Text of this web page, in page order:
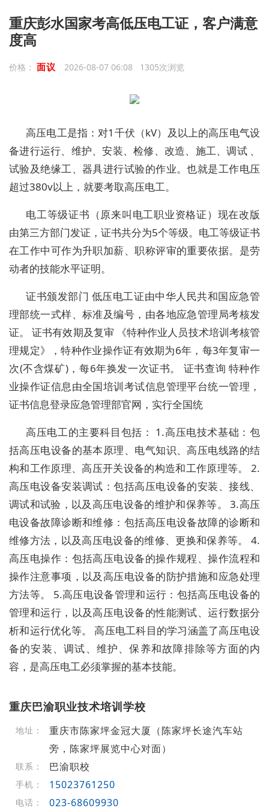
重庆彭水国家考高低压电工证，客户满意
度高
价格： 面议 2026-08-07 06:08 1305次浏览
高压电工是指：对1千伏（kV）及以上的高压电气设
备进行运行、维护、安装、检修、改造、施工、调试 、
试验及绝缘工、器具进行试验的作业。也就是工作电压
超过380v以上，就要考取高压电工。
电工等级证书（原来叫电工职业资格证）现在改版
由第三方部门发证，证书共分为5个等级。电工等级证书
在工作中可作为升职加薪、职称评审的重要依据。是劳
动者的技能水平证明。
证书颁发部门 低压电工证由中华人民共和国应急管
理部统一式样、标准及编号，由各地应急管理局考核发
证。 证书有效期及复审 《特种作业人员技术培训考核管
理规定》，特种作业操作证有效期为6年，每3年复审一
次(不含煤矿)，每6年换发一次证书。 证书查询 特种作
业操作证信息由全国培训考试信息管理平台统一管理，
证书信息登录应急管理部官网，实行全国统
高压电工的主要科目包括： 1.高压电技术基础：包
括高压电设备的基本原理、电气知识、高压电线路的结
构和工作原理、高压开关设备的构造和工作原理等。 2.
高压电设备安装调试：包括高压电设备的安装、接线、
调试和试验，以及高压电设备的维护和保养等。 3.高压
电设备故障诊断和维修：包括高压电设备故障的诊断和
维修方法，以及高压电设备的维修、更换和保养等。 4.
高压电操作：包括高压电设备的操作规程、操作流程和
操作注意事项，以及高压电设备的防护措施和应急处理
方法等。 5.高压电设备管理和运行：包括高压电设备的
管理和运行，以及高压电设备的性能测试、运行数据分
析和运行优化等。 高压电工科目的学习涵盖了高压电设
备的安装、调试、维护、保养和故障排除等方面的内
容，是高压电工必须掌握的基本技能。
重庆巴渝职业技术培训学校
地址：
重庆市陈家坪金冠大厦（陈家坪长途汽车站
旁，陈家坪展览中心对面）
联系： 巴渝职校
手机： 15023761250
电话： 023-68609930